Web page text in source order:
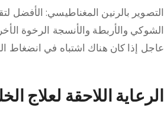
التصوير بالرنين المغناطيسي: الأفضل
الشوكي والأربطة والأنسجة الرخوة
عاجل إذا كان هناك اشتباه في انضغاط
الرعاية اللاحقة لعلاج